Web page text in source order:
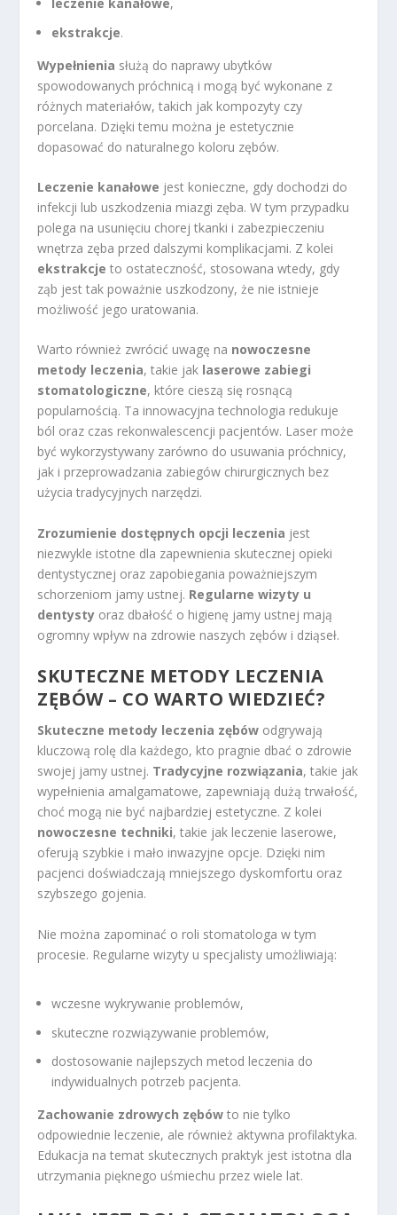
ekstrakcje.
Wypełnienia służą do naprawy ubytków
spowodowanych próchnicą i mogą być wykonane z
różnych materiałów, takich jak kompozyty czy
porcelana. Dzięki temu można je estetycznie
dopasować do naturalnego koloru zębów.
Leczenie kanałowe jest konieczne, gdy dochodzi do
infekcji lub uszkodzenia miazgi zęba. W tym przypadku
polega na usunięciu chorej tkanki i zabezpieczeniu
wnętrza zęba przed dalszymi komplikacjami. Z kolei
ekstrakcje to ostateczność, stosowana wtedy, gdy
ząb jest tak poważnie uszkodzony, że nie istnieje
możliwość jego uratowania.
Warto również zwrócić uwagę na nowoczesne
metody leczenia, takie jak laserowe zabiegi
stomatologiczne, które cieszą się rosnącą
popularnością. Ta innowacyjna technologia redukuje
ból oraz czas rekonwalescencji pacjentów. Laser może
być wykorzystywany zarówno do usuwania próchnicy,
jak i przeprowadzania zabiegów chirurgicznych bez
użycia tradycyjnych narzędzi.
Zrozumienie dostępnych opcji leczenia jest
niezwykle istotne dla zapewnienia skutecznej opieki
dentystycznej oraz zapobiegania poważniejszym
schorzeniom jamy ustnej. Regularne wizyty u
dentysty oraz dbałość o higienę jamy ustnej mają
ogromny wpływ na zdrowie naszych zębów i dziąseł.
SKUTECZNE METODY LECZENIA
ZĘBÓW – CO WARTO WIEDZIEĆ?
Skuteczne metody leczenia zębów odgrywają
kluczową rolę dla każdego, kto pragnie dbać o zdrowie
swojej jamy ustnej. Tradycyjne rozwiązania, takie jak
wypełnienia amalgamatowe, zapewniają dużą trwałość,
choć mogą nie być najbardziej estetyczne. Z kolei
nowoczesne techniki, takie jak leczenie laserowe,
oferują szybkie i mało inwazyjne opcje. Dzięki nim
pacjenci doświadczają mniejszego dyskomfortu oraz
szybszego gojenia.
Nie można zapominać o roli stomatologa w tym
procesie. Regularne wizyty u specjalisty umożliwiają:
wczesne wykrywanie problemów,
skuteczne rozwiązywanie problemów,
dostosowanie najlepszych metod leczenia do
indywidualnych potrzeb pacjenta.
Zachowanie zdrowych zębów to nie tylko
odpowiednie leczenie, ale również aktywna profilaktyka.
Edukacja na temat skutecznych praktyk jest istotna dla
utrzymania pięknego uśmiechu przez wiele lat.